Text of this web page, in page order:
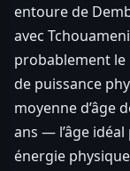
entoure de
avec
probablement
de puissance
moyenne d’âge
ans — l’âge
énergie